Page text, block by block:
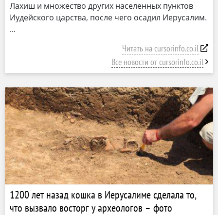
Лахиш и множество других населенных пунктов
Иудейского царства, после чего осадил Иерусалим.
Читать на cursorinfo.co.il
Все новости от cursorinfo.co.il
1200 лет назад кошка в Иерусалиме сделала то,
что вызвало восторг у археологов – фото